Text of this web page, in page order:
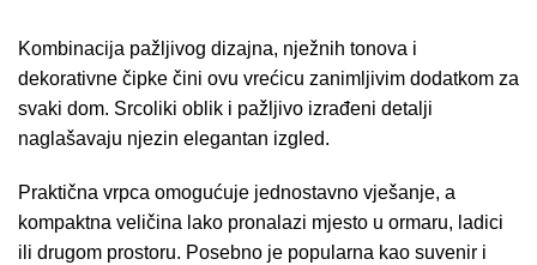
Kombinacija pažljivog dizajna, nježnih tonova i
dekorativne čipke čini ovu vrećicu zanimljivim dodatkom za
svaki dom. Srcoliki oblik i pažljivo izrađeni detalji
naglašavaju njezin elegantan izgled.
Praktična vrpca omogućuje jednostavno vješanje, a
kompaktna veličina lako pronalazi mjesto u ormaru, ladici
ili drugom prostoru. Posebno je popularna kao suvenir i